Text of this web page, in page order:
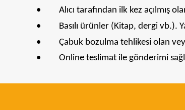
• Alıcı tarafından ilk kez açılmış
• Basılı ürünler (Kitap, dergi vb.).
• Çabuk bozulma tehlikesi olan
• Online teslimat ile gönderimi